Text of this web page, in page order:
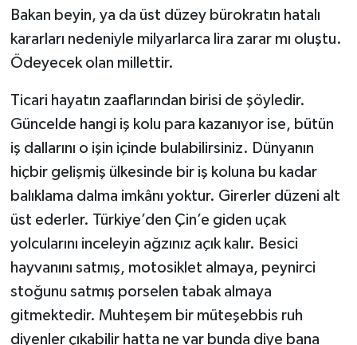
Bakan beyin, ya da üst düzey bürokratın hatalı
kararları nedeniyle milyarlarca lira zarar mı oluştu.
Ödeyecek olan millettir.
Ticari hayatın zaaflarından birisi de şöyledir.
Güncelde hangi iş kolu para kazanıyor ise, bütün
iş dallarını o işin içinde bulabilirsiniz. Dünyanın
hiçbir gelişmiş ülkesinde bir iş koluna bu kadar
balıklama dalma imkânı yoktur. Girerler düzeni alt
üst ederler. Türkiye’den Çin’e giden uçak
yolcularını inceleyin ağzınız açık kalır. Besici
hayvanını satmış, motosiklet almaya, peynirci
stoğunu satmış porselen tabak almaya
gitmektedir. Muhteşem bir müteşebbis ruh
diyenler çıkabilir hatta ne var bunda diye bana